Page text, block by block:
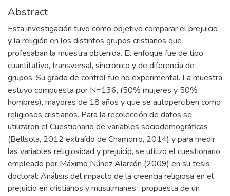
Abstract
Esta investigación tuvo como objetivo comparar el prejuicio
y la religión en los distintos grupos cristianos que
profesaban la muestra obtenida. El enfoque fue de tipo
cuantitativo, transversal, sincrónico y de diferencia de
grupos. Su grado de control fue no experimental. La muestra
estuvo compuesta por N=136, (50% mujeres y 50%
hombres), mayores de 18 años y que se autoperciben como
religiosos cristianos. Para la recolección de datos se
utilizaron el Cuestionario de variables sociodemográficas
(Bellsola, 2012 extraído de Chamorro, 2014) y para medir
las variables religiosidad y prejuicio, se utilizó el cuestionario
empleado por Máximo Núñez Alarcón (2009) en su tesis
doctoral: Análisis del impacto de la creencia religiosa en el
prejuicio en cristianos y musulmanes : propuesta de un